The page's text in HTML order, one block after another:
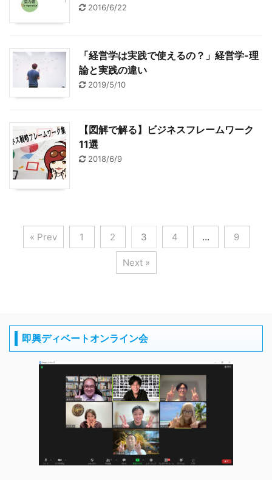
2016/6/22
「経営学は実践で使えるの？」経営学-理
論と実践の違い
2019/5/10
【図解で解る】ビジネスフレームワーク
11選
2018/6/9
« Prev 1 2 3 4 … 9
Next »
即興ディベートオンライン会